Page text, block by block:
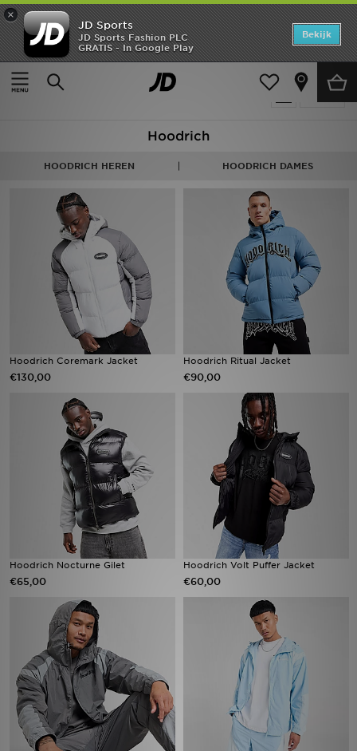
×
JD Sports
JD Sports Fashion PLC
GRATIS - In Google Play
Bekijk
Thuis
Heren Herenkleding Jassen
Producten 6
Hoodrich
HOODRICH HEREN HOODRICH DAMES
Hoodrich Coremark Jacket
€130,00
Hoodrich Ritual Jacket
€90,00
Hoodrich Nocturne Gilet
€65,00
Hoodrich Volt Puffer Jacket
€60,00
Home
Offers
Dames
Collecties
Voetbal
Merken
Bestelling traceren
Klantenservice
Download de app
Wie wij zijn